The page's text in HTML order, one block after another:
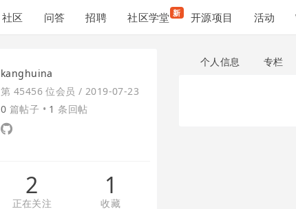
社区 问答 招聘 社区学堂 新 开源项目 活动
kanghuina
第 45456 位会员 / 2019-07-23
0 篇帖子 • 1 条回帖
2
正在关注
1
收藏
个人信息 专栏